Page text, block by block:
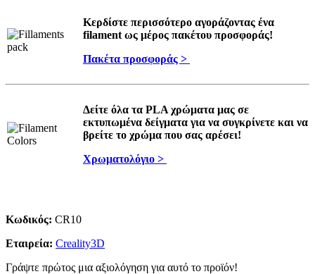
Κερδίστε περισσότερο αγοράζοντας ένα
filament ως μέρος πακέτου προσφοράς!
Πακέτα προσφοράς >
Δείτε όλα τα PLA χρώματα μας σε
εκτυπωμένα δείγματα για να συγκρίνετε και να
βρείτε το χρώμα που σας αρέσει!
Χρωματολόγιο >
Κωδικός: CR10
Εταιρεία: Creality3D
Γράψτε πρώτος μια αξιολόγηση για αυτό το προϊόν!